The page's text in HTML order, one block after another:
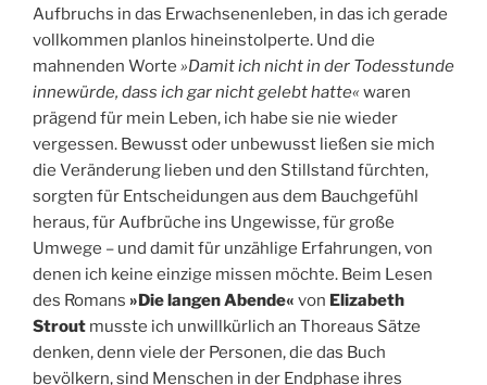
Aufbruchs in das Erwachsenenleben, in das ich gerade
vollkommen planlos hineinstolperte. Und die
mahnenden Worte »Damit ich nicht in der Todesstunde
innewürde, dass ich gar nicht gelebt hatte«waren
prägend für mein Leben, ich habe sie nie wieder
vergessen. Bewusst oder unbewusst ließen sie mich
die Veränderung lieben und den Stillstand fürchten,
sorgten für Entscheidungen aus dem Bauchgefühl
heraus, für Aufbrüche ins Ungewisse, für große
Umwege – und damit für unzählige Erfahrungen, von
denen ich keine einzige missen möchte. Beim Lesen
des Romans »Die langen Abende« von Elizabeth
Strout musste ich unwillkürlich an Thoreaus Sätze
denken, denn viele der Personen, die das Buch
bevölkern, sind Menschen in der Endphase ihres